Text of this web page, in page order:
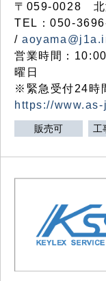
〒 059-0028
TEL：050-
/
営業時間：
曜日
※緊急受付24時
https://
販売可 工